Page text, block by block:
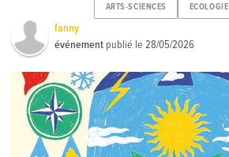
ARTS-SCIENCES ECOLOGIE
fanny
événement publié le28/05/2026